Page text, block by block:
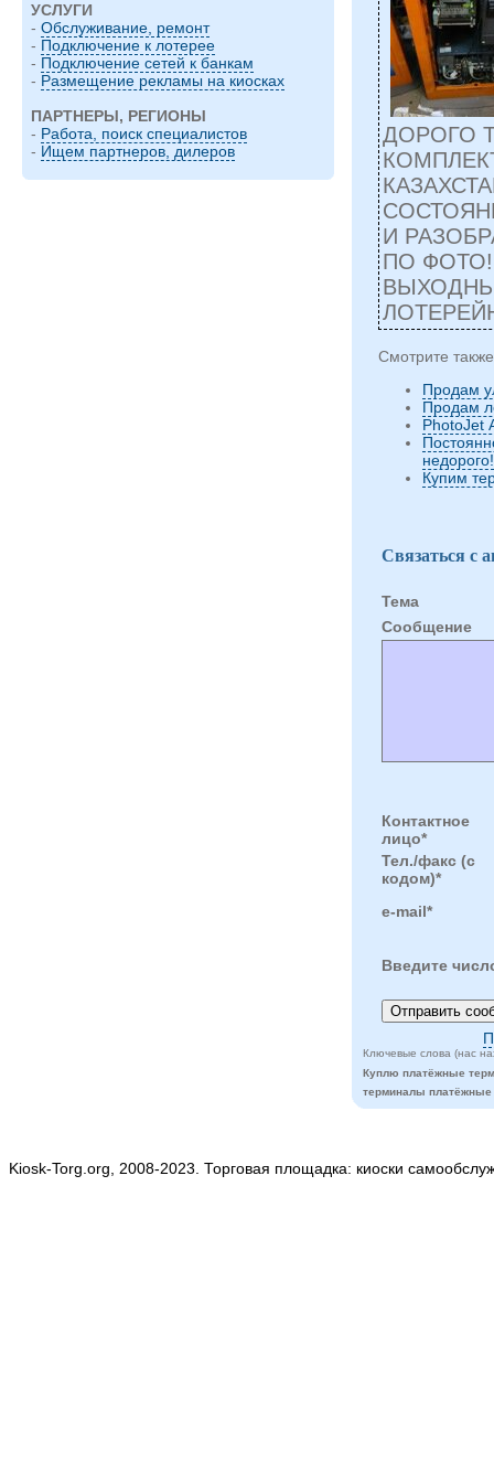
УСЛУГИ
- Обслуживание, ремонт
- Подключение к лотерее
- Подключение сетей к банкам
- Размещение рекламы на киосках
ПАРТНЕРЫ, РЕГИОНЫ
- Работа, поиск специалистов
- Ищем партнеров, дилеров
ДОРОГО
И
ПО ФОТО!
Смотрите
Продам
Продам
PhotoJet
недорого!
Купим
Связаться с
Тема
Cообщение
Контактное
лицо*
Тел./факс (с
кодом)*
e-mail*
Введите
Ключевые слова (нас
Куплю платёжные
терминалы
Kiosk-Torg.org, 2008-2023. Торговая площадка: киоски